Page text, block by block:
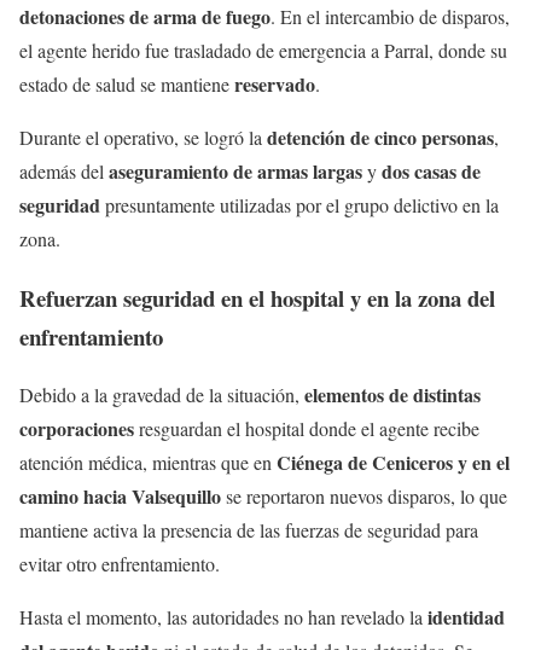
detonaciones de arma de fuego. En el intercambio de disparos,
el agente herido fue trasladado de emergencia a Parral, donde su
estado de salud se mantienereservado.
Durante el operativo, se logró la detención de cinco personas,
además del aseguramiento de armas largasydos casas de
seguridadpresuntamente utilizadas por el grupo delictivo en la
zona.
Refuerzan seguridad en el hospital y en la zona del
enfrentamiento
Debido a la gravedad de la situación, elementos de distintas
corporacionesresguardan el hospital donde el agente recibe
atención médica, mientras que enCiénega de Ceniceros y en el
camino hacia Valsequillose reportaron nuevos disparos, lo que
mantiene activa la presencia de las fuerzas de seguridad para
evitar otro enfrentamiento.
Hasta el momento, las autoridades no han revelado laidentidad